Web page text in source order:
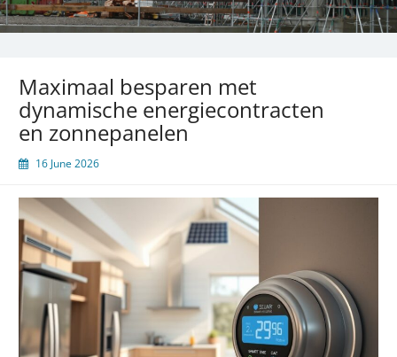
Maximaal besparen met
dynamische energiecontracten
en zonnepanelen
16 June 2026